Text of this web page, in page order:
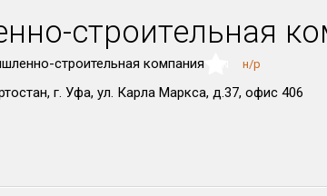
строительная
строительная компания н/р
г. Уфа, ул. Карла Маркса, д.37, офис 406